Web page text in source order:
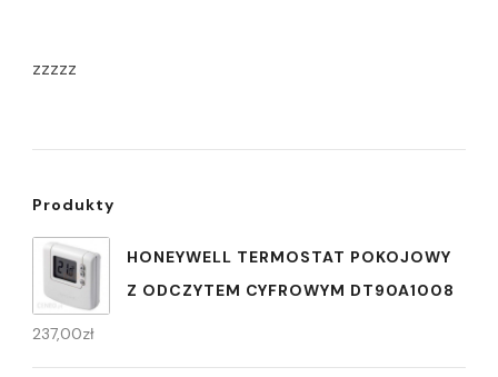
zzzzz
Produkty
HONEYWELL TERMOSTAT POKOJOWY
Z ODCZYTEM CYFROWYM DT90A1008
237,00zł